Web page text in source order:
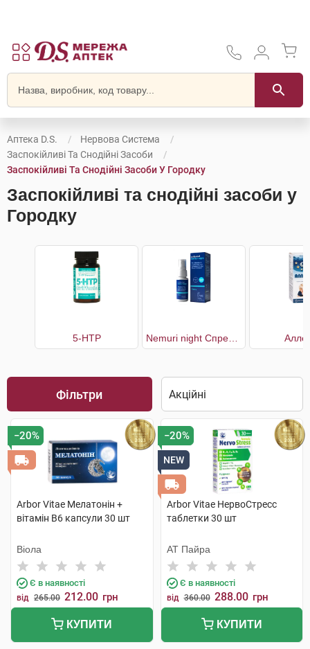
Аптека D.S.
Нервова Система
Заспокійливі Та Снодійні Засоби
Заспокійливі Та Снодійні Засоби У Городку
Заспокійливі та снодійні засоби у
Городку
5-НТР
Фільтри
−20%
Arbor Vitae Мелатонін +
вітамін В6 капсули 30 шт
Віола
Є в наявності
від 265.00 212.00 грн
КУПИТИ
−20%
NEW
Arbor Vitae НервоСтресс
таблетки 30 шт
АТ Пайра
Є в наявності
від 360.00 288.00 грн
КУПИТИ